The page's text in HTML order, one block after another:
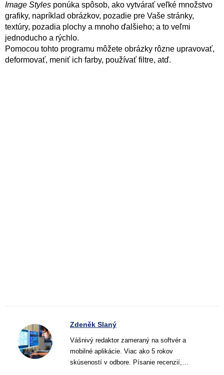
Image Styles ponúka spôsob, ako vytvárať veľké množstvo
grafiky, napríklad obrázkov, pozadie pre Vaše stránky,
textúry, pozadia plochy a mnoho ďalšieho; a to veľmi
jednoducho a rýchlo.
Pomocou tohto programu môžete obrázky rôzne upravovať,
deformovať, meniť ich farby, používať filtre, atď.
Zdeněk Slaný
Vášnivý redaktor zameraný na softvér a
mobilné aplikácie. Viac ako 5 rokov
skúseností v odbore. Písanie recenzií,